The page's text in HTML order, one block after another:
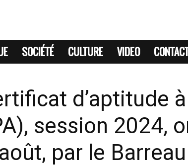
SOCIÉTÉ CULTURE VIDEO
d’aptitude
session 2024,
par le